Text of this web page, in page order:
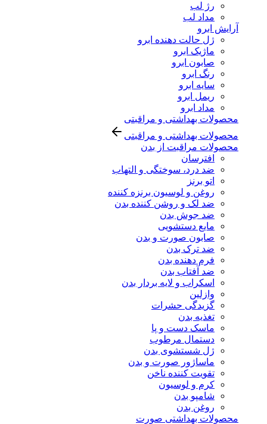
رژ لب
مداد لب
آرایش ابرو
ژل حالت دهنده ابرو
ماژیک ابرو
صابون ابرو
رنگ ابرو
سایه ابرو
ریمل ابرو
مداد ابرو
محصولات بهداشتی و مراقبتی
محصولات بهداشتی و مراقبتی
محصولات مراقبت از بدن
افترسان
ضد درد، سوختگی و التهاب
اتو برنز
روغن و لوسیون برنزه کننده
ضد لک و روشن کننده بدن
ضد جوش بدن
مایع دستشویی
صابون صورت و بدن
ضد ترک بدن
فرم دهنده بدن
ضد آفتاب بدن
اسکراب و لایه بردار بدن
وازلین
گزیدگی حشرات
تغذیه بدن
ماسک دست و پا
دستمال مرطوب
ژل شستشوی بدن
ماساژور صورت و بدن
تقویت کننده ناخن
کرم و لوسیون
شامپو بدن
روغن بدن
محصولات بهداشتی صورت